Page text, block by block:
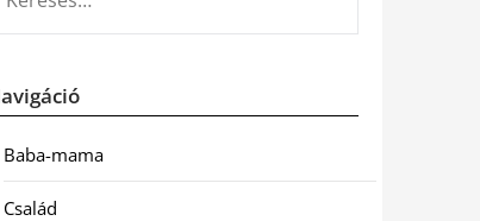
Baba-mama
Család